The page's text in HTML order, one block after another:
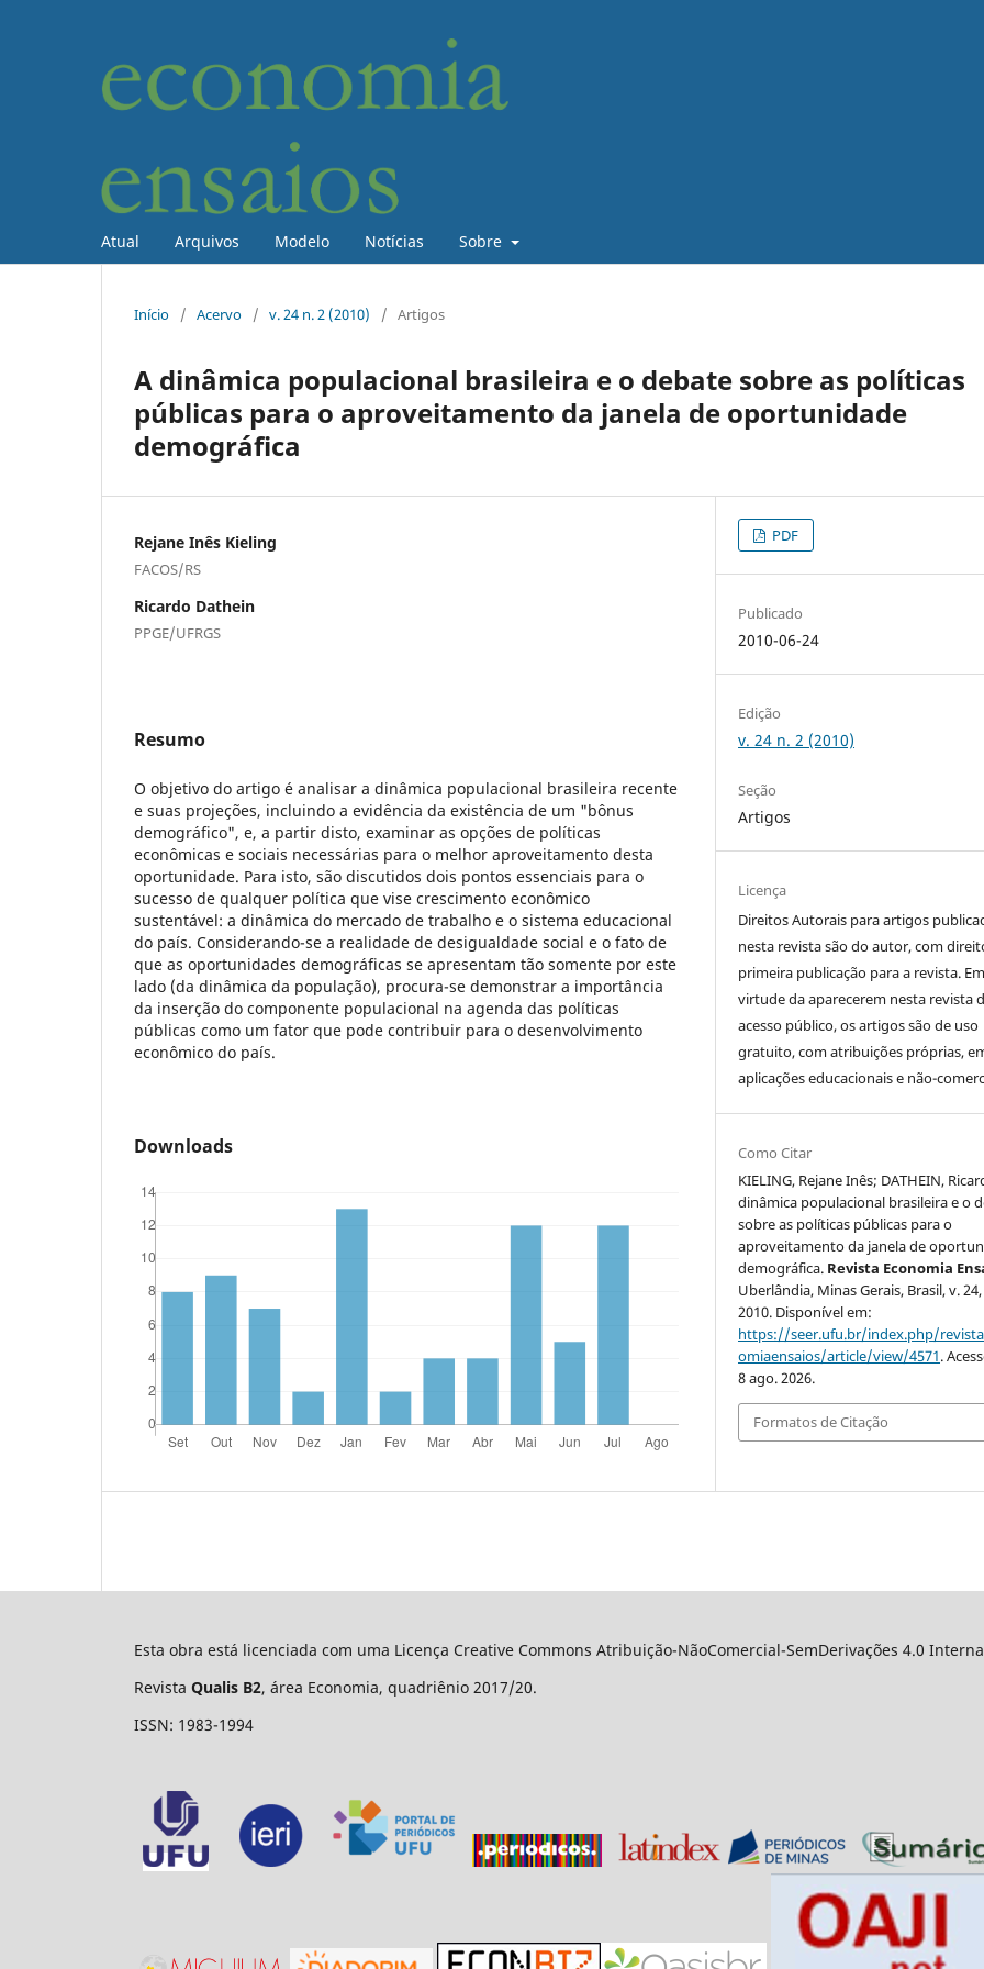
Atual Arquivos Modelo Notícias Sobre
Início / Acervo / v. 24 n. 2 (2010) / Artigos
A dinâmica populacional brasileira e o debate sobre as políticas
públicas para o aproveitamento da janela de oportunidade
demográfica
Rejane Inês Kieling
FACOS/RS
Ricardo Dathein
PPGE/UFRGS
Resumo
O objetivo do artigo é analisar a dinâmica populacional brasileira recente
e suas projeções, incluindo a evidência da existência de um "bônus
demográfico", e, a partir disto, examinar as opções de políticas
econômicas e sociais necessárias para o melhor aproveitamento desta
oportunidade. Para isto, são discutidos dois pontos essenciais para o
sucesso de qualquer política que vise crescimento econômico
sustentável: a dinâmica do mercado de trabalho e o sistema educacional
do país. Considerando-se a realidade de desigualdade social e o fato de
que as oportunidades demográficas se apresentam tão somente por este
lado (da dinâmica da população), procura-se demonstrar a importância
da inserção do componente populacional na agenda das políticas
públicas como um fator que pode contribuir para o desenvolvimento
econômico do país.
Downloads
PDF
Publicado
2010-06-24
Edição
v. 24 n. 2 (2010)
Seção
Artigos
Licença
Direitos Autorais para artigos
nesta revista são do autor, com
primeira publicação para a revista. Em
virtude da aparecerem nesta revista
acesso público, os artigos são de uso
gratuito, com atribuições próprias,
aplicações educacionais e não-
Como Citar
KIELING, Rejane Inês; DATHEIN,
dinâmica populacional brasileira e o
sobre as políticas públicas para o
aproveitamento da janela de
demográfica. Revista Economia
Uberlândia, Minas Gerais, Brasil, v.
2010. Disponível em:
https://seer.ufu.br/index.php/
omiaensaios/article/view/4571.
8 ago. 2026.
Formatos de Citação
Esta obra está licenciada com uma Licença Creative Commons Atribuição-NãoComercial-SemDerivações 4.0
Revista Qualis B2, área Economia, quadriênio 2017/20.
ISSN: 1983-1994